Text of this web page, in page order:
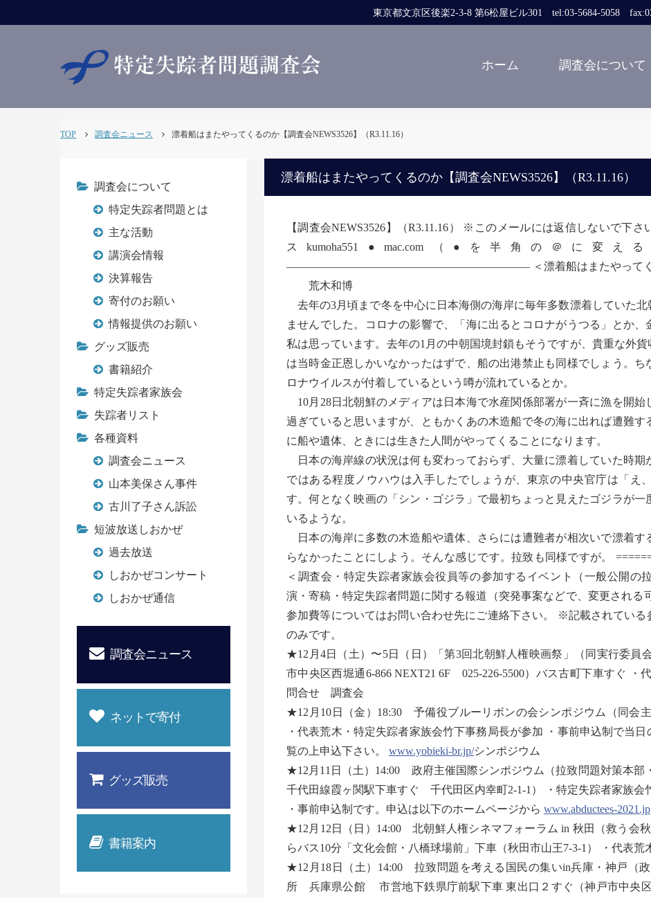
東京都文京区後楽2-3-8 第6松屋ビル301 tel:03-5684-5058
ホーム 調査会について
TOP 調査会ニュース 漂着船はまたやってくるのか【調査会NEWS3526】（R3.11.16）
漂着船はまたやってくるのか【調査会NEWS3526】（R3.11.16）
【調査会NEWS3526】（R3.11.16） ※このメールには返信しないで下
スkumoha551●mac.com（●を半角の＠に変
―――――――――――――――――――――― ＜漂着船はまたやってく
荒木和博
去年の3月頃まで冬を中心に日本海側の海岸に毎年多数漂着していた
ませんでした。コロナの影響で、「海に出るとコロナがうつる」とか
私は思っています。去年の1月の中朝国境封鎖もそうですが、貴重な外
は当時金正恩しかいなかったはずで、船の出港禁止も同様でしょう。
ロナウイルスが付着しているという噂が流れているとか。
10月28日北朝鮮のメディアは日本海で水産関係部署が一斉に漁を開始
過ぎていると思いますが、ともかくあの木造船で冬の海に出れば遭難
に船や遺体、ときには生きた人間がやってくることになります。
日本の海岸線の状況は何も変わっておらず、大量に漂着していた時期
ではある程度ノウハウは入手したでしょうが、東京の中央官庁は「え
す。何となく映画の「シン・ゴジラ」で最初ちょっと見えたゴジラが
いるような。
日本の海岸に多数の木造船や遺体、さらには遭難者が相次いで漂着す
らなかったことにしよう。そんな感じです。拉致も同様ですが。
＜調査会・特定失踪者家族会役員等の参加するイベント（一般公開の
演・寄稿・特定失踪者問題に関する報道（突発事案などで、変更される
参加費等についてはお問い合わせ先にご連絡下さい。 ※記載されている
のみです。
★12月4日（土）〜5日（日）「第3回北朝鮮人権映画祭」（同実行委
市中央区西堀通6-866 NEXT21 6F 025-226-5500）バス古町下車すぐ ・
問合せ 調査会
★12月10日（金）18:30 予備役ブルーリボンの会シンポジウム（同会
・代表荒木・特定失踪者家族会竹下事務局長が参加 ・事前申込制で当
覧の上申込下さい。 www.yobieki-br.jp/シンポジウム
★12月11日（土）14:00 政府主催国際シンポジウム（拉致問題対策本部
千代田線霞ヶ関駅下車すぐ 千代田区内幸町2-1-1） ・特定失踪者家族会
・事前申込制です。申込は以下のホームページから www.abductees-2021.jp
★12月12日（日）14:00 北朝鮮人権シネマフォーラム in 秋田（救う
らバス10分「文化会館・八橋球場前」下車（秋田市山王7-3-1） ・代表荒
★12月18日（土）14:00 拉致問題を考える国民の集いin兵庫・神戸（
所 兵庫県公館 市営地下鉄県庁前駅下車 東出口２すぐ（神戸市中央区
調査会について
特定失踪者問題とは
主な活動
講演会情報
決算報告
寄付のお願い
情報提供のお願い
グッズ販売
書籍紹介
特定失踪者家族会
失踪者リスト
各種資料
調査会ニュース
山本美保さん事件
古川了子さん訴訟
短波放送しおかぜ
過去放送
しおかぜコンサート
しおかぜ通信
調査会ニュース
ネットで寄付
グッズ販売
書籍案内